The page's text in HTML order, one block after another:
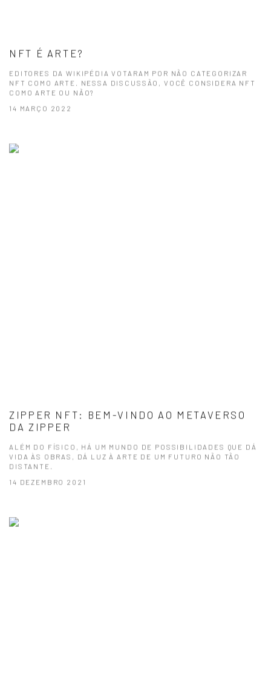
NFT É ARTE?
EDITORES DA WIKIPÉDIA VOTARAM POR NÃO CATEGORIZAR
NFT COMO ARTE. NESSA DISCUSSÃO, VOCÊ CONSIDERA NFT
COMO ARTE OU NÃO?
14 MARÇO 2022
ZIPPER NFT: BEM-VINDO AO METAVERSO
DA ZIPPER
ALÉM DO FÍSICO, HÁ UM MUNDO DE POSSIBILIDADES QUE DÁ
VIDA ÀS OBRAS, DÁ LUZ À ARTE DE UM FUTURO NÃO TÃO
DISTANTE.
14 DEZEMBRO 2021